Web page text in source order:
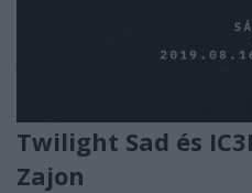
Twilight Sad és
Zajon